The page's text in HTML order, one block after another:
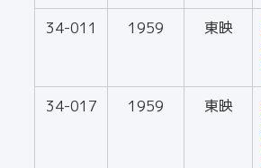
34-011 1959 東映
34-017 1959 東映